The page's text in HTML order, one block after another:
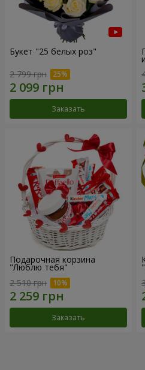
Букет "25 белых роз"
2 799 грн
Заказать
Подарочная корзина
"Люблю тебя"
2 510 грн
Заказать